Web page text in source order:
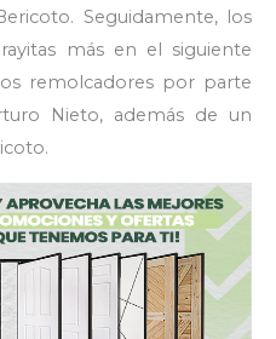
Seguidamente, los
más en el siguiente
remolcadores por parte
Nieto, además de un